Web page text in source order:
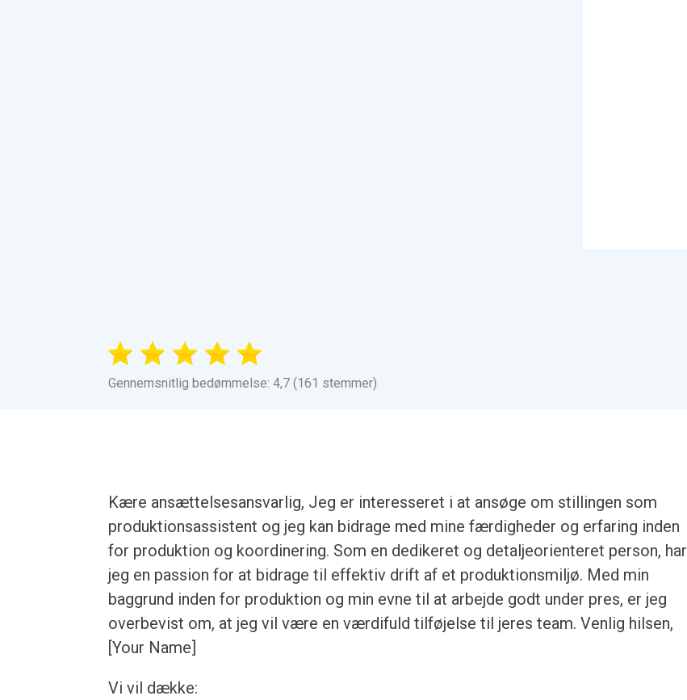
Gennemsnitlig bedømmelse: 4,7 (161 stemmer)
Kære ansættelsesansvarlig, Jeg er interesseret i at ansøge om stillingen som
produktionsassistent og jeg kan bidrage med mine færdigheder og erfaring inden
for produktion og koordinering. Som en dedikeret og detaljeorienteret person, har
jeg en passion for at bidrage til effektiv drift af et produktionsmiljø. Med min
baggrund inden for produktion og min evne til at arbejde godt under pres, er jeg
overbevist om, at jeg vil være en værdifuld tilføjelse til jeres team. Venlig hilsen,
[Your Name]
Vi vil dække: